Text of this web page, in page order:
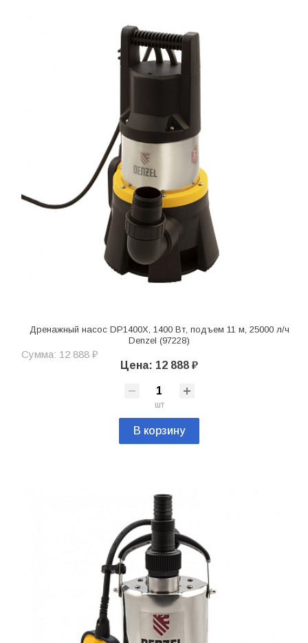
Дренажный насос DP1400X, 1400 Вт, подъем 11 м, 25000 л/ч
Denzel (97228)
Сумма: 12 888 ₽
Цена: 12 888 ₽
шт
В корзину